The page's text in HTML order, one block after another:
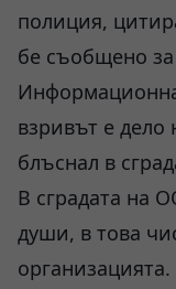
полиция,
бе съобщено за
взривът е дело
блъснал в
В сградата на
души, в това